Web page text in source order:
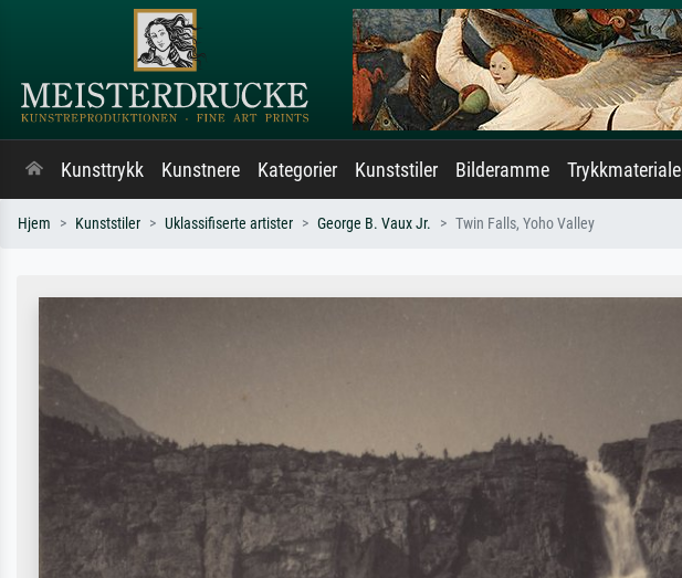
Kunsttrykk Kunstnere Kategorier Kunststiler Bilderamme Trykkmateriale
Hjem Kunststiler Uklassifiserte artister George B. Vaux Jr. Twin Falls, Yoho Valley